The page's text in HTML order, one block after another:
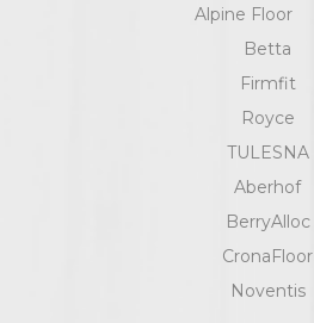
Alpine Floor
Betta
Firmfit
Royce
TULESNA
Aberhof
BerryAlloc
CronaFloor
Noventis